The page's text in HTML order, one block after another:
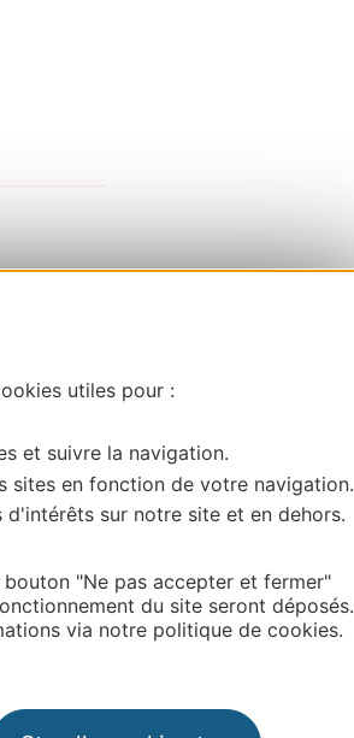
utiles pour :
et suivre la navigation.
sites en fonction de votre navigation.
d'intérêts sur notre site et en dehors.
"Ne pas accepter et fermer"
du site seront déposés.
via notre politique de cookies.